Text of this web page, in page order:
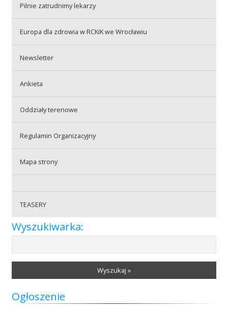
Praca
BIP
Pilnie zatrudnimy lekarzy
Europa dla zdrowia w RCKiK we Wrocławiu
Newsletter
Ankieta
Oddziały terenowe
Regulamin Organizacyjny
Mapa strony
TEASERY
Wyszukiwarka:
Wyszukaj »
Ogłoszenie